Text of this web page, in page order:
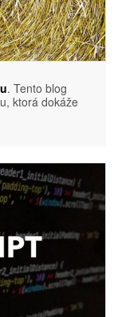
. Tento blog
ktorá dokáže